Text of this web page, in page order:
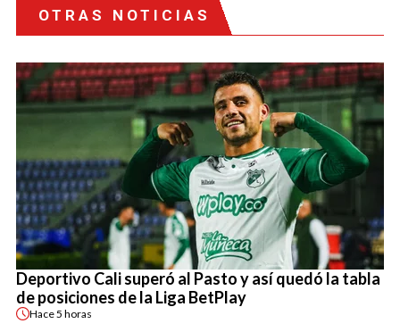
OTRAS NOTICIAS
Deportivo Cali superó al Pasto y así quedó la tabla
de posiciones de la Liga BetPlay
Hace5 horas